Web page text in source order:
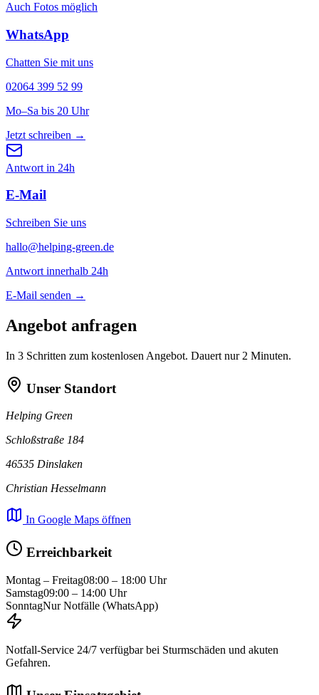
Auch Fotos möglich
WhatsApp
Chatten Sie mit uns
02064 399 52 99
Mo–Sa bis 20 Uhr
Jetzt schreiben →
Antwort in 24h
E-Mail
Schreiben Sie uns
hallo@helping-green.de
Antwort innerhalb 24h
E-Mail senden →
Angebot anfragen
In 3 Schritten zum kostenlosen Angebot. Dauert nur 2 Minuten.
Unser Standort
Helping Green
Schloßstraße 184
46535 Dinslaken
Christian Hesselmann
In Google Maps öffnen
Erreichbarkeit
Montag – Freitag08:00 – 18:00 Uhr
Samstag09:00 – 14:00 Uhr
SonntagNur Notfälle (WhatsApp)
Notfall-Service 24/7 verfügbar bei Sturmschäden und akuten
Gefahren.